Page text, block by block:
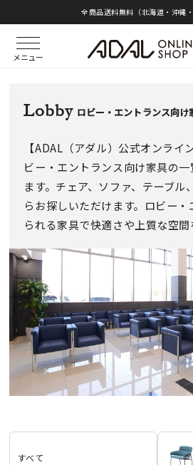
全商品送料無料（北海道・沖縄・
メニュー
Lobby ロビー・エントランス向け
【ADAL（アダル）公式オンライ
ビー・エントランス向け家具の
ます。チェア、ソファ、テーブル
らお探しいただけます。ロビー
られる家具で快適さや上質な空間
すべて